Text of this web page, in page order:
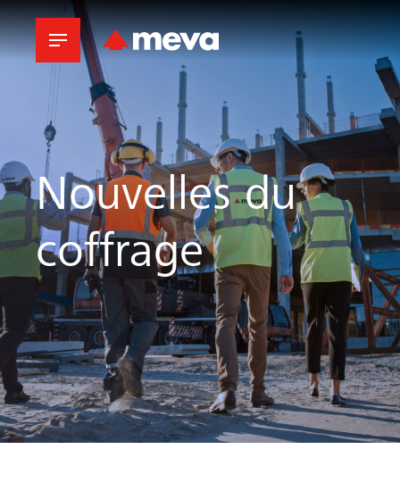
Nouvelles du
coffrage